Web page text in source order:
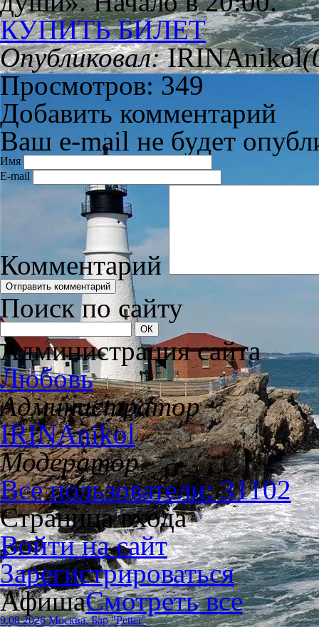
КУПИТЬ БИЛЕТ
Опубликовал:IRINAnikol
Просмотров: 349
Добавить комментарий
Ваш e-mail не будет
Имя
E-mail
Комментарий
Поиск по сайту
Администрация сайта
Любовь
Администратор
IRINAnikol
Модератор
Все пользователи: 31102
Страница входа
Войти на сайт
Зарегистрироваться
АфишаСмотреть все
9.08.2026 Москва, Бар "Petter"